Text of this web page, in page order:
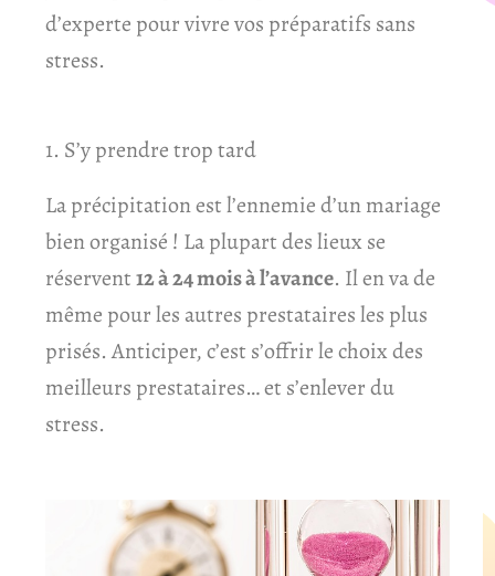
d’experte pour vivre vos préparatifs sans
stress.
1. S’y prendre trop tard
La précipitation est l’ennemie d’un mariage
bien organisé ! La plupart des lieux se
réservent12 à 24 mois à l’avance. Il en va de
même pour les autres prestataires les plus
prisés. Anticiper, c’est s’offrir le choix des
meilleurs prestataires… et s’enlever du
stress.